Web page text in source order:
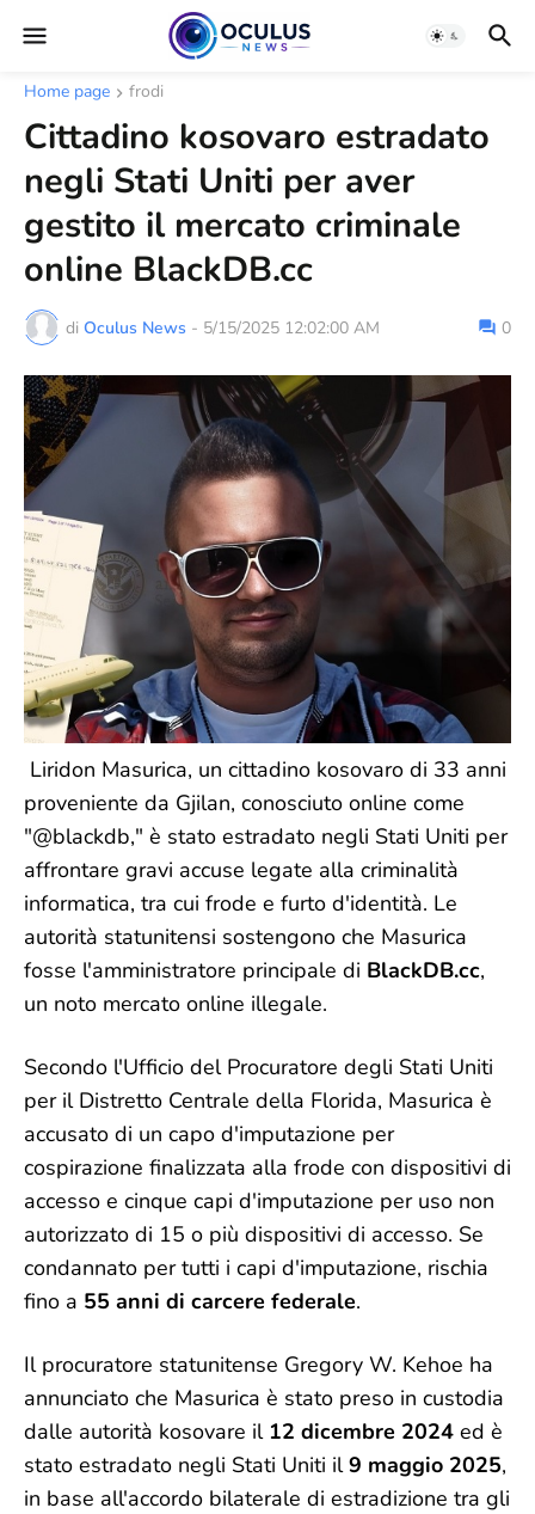
Home page frodi
Cittadino kosovaro estradato
negli Stati Uniti per aver
gestito il mercato criminale
online BlackDB.cc
di Oculus News - 5/15/2025 12:02:00 AM 0
Liridon Masurica, un cittadino kosovaro di 33 anni
proveniente da Gjilan, conosciuto online come
"@blackdb," è stato estradato negli Stati Uniti per
affrontare gravi accuse legate alla criminalità
informatica, tra cui frode e furto d'identità. Le
autorità statunitensi sostengono che Masurica
fosse l'amministratore principale di BlackDB.cc,
un noto mercato online illegale.
Secondo l'Ufficio del Procuratore degli Stati Uniti
per il Distretto Centrale della Florida, Masurica è
accusato di un capo d'imputazione per
cospirazione finalizzata alla frode con dispositivi di
accesso e cinque capi d'imputazione per uso non
autorizzato di 15 o più dispositivi di accesso. Se
condannato per tutti i capi d'imputazione, rischia
fino a 55 anni di carcere federale.
Il procuratore statunitense Gregory W. Kehoe ha
annunciato che Masurica è stato preso in custodia
dalle autorità kosovare il 12 dicembre 2024 ed è
stato estradato negli Stati Uniti il9 maggio 2025,
in base all'accordo bilaterale di estradizione tra gli